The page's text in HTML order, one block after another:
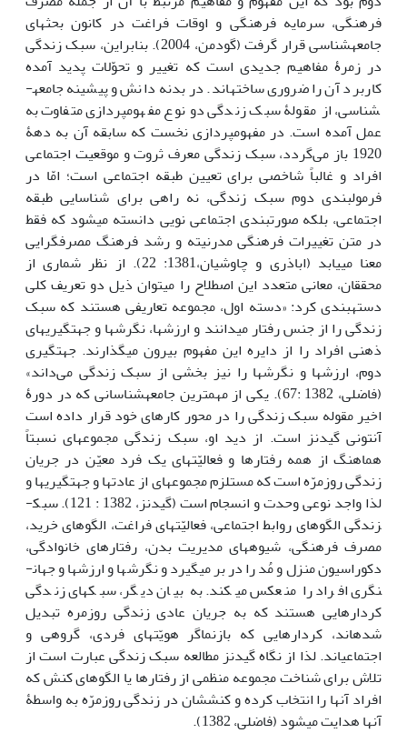
فرهنگی، سرمایه فرهنگی و اوقات فراغت در کانون بحث­های
جامعه­شناسی قرار گرفت (گودمن، 2004). بنابراین، سبک زندگی
در زمرۀ مفاهیم جدیدی است که تغییر و تحوّلات پدید آمده
کاربرد آن را ضروری ساخته­اند. در بدنه دانش و پیشینه جامعه­
شناسی، از مقولۀ سبک زندگی دو نوع مفهوم­پردازی متفاوت به
عمل آمده است. در مفهوم­پردازی نخست که سابقه آن به دهۀ
1920 باز می‌گردد، سبک زندگی معرف ثروت و موقعیت اجتماعی
افراد و غالباً شاخصی برای تعیین طبقه اجتماعی است؛ امّا در
فرمول­بندی دوم سبک زندگی، نه راهی برای شناسایی طبقه
اجتماعی، بلکه صورت­بندی اجتماعی نویی دانسته می­شود که فقط
در متن تغییرات فرهنگی مدرنیته و رشد فرهنگ مصرف­گرایی
معنا می­یابد (اباذری و چاوشیان،1381: 22). از نظر شماری از
محققان، معانی متعدد این اصطلاح را می­توان ذیل دو تعریف کلی
دسته­بندی کرد: «دسته اول، مجموعه تعاریفی هستند که سبک
زندگی را از جنس رفتار می­دانند و ارزش­ها، نگرش­ها و جهت­گیری­های
ذهنی افراد را از دایره این مفهوم بیرون می­گذارند. جهت­گیری
دوم، ارزش­ها و نگرش­ها را نیز بخشی از سبک زندگی می‌داند»
(فاضلی، 1382 :67). یکی از مهم­ترین جامعه­شناسانی که در دورۀ
اخیر مقوله سبک زندگی را در محور کارهای خود قرار داده است
آنتونی گیدنز است. از دید او، سبک زندگی مجموعه­ای نسبتاً
هماهنگ از همه رفتارها و فعالیّت­های یک فرد معیّن در جریان
زندگی روزمرّه است که مستلزم مجموعه­ای از عادت­ها و جهت­گیری­ها و
لذا واجد نوعی وحدت و انسجام است (گیدنز، 1382 : 121). سبک­
زندگی الگوهای روابط اجتماعی، فعالیّت­های فراغت، الگوهای خرید،
مصرف فرهنگی، شیوه­های مدیریت بدن، رفتارهای خانوادگی،
دکوراسیون منزل و مُد را در بر می­گیرد و نگرش­ها و ارزش­ها و جهان­
نگری افراد را منعکس می­کند. به بیان دیگر، سبک­های زندگی
کردارهایی هستند که به جریان عادی زندگی روزمره تبدیل
شده­اند، کردارهایی که بازنماگر هویّت­های فردی، گروهی و
اجتماعی­اند. لذا از نگاه گیدنز مطالعه سبک زندگی عبارت است از
تلاش برای شناخت مجموعه منظمی از رفتارها یا الگوهای کنش که
افراد آن‏ها را انتخاب کرده و کنش­شان در زندگی روزمرّه به واسطۀ
آن‏ها هدایت می­شود (فاضلی، 1382).